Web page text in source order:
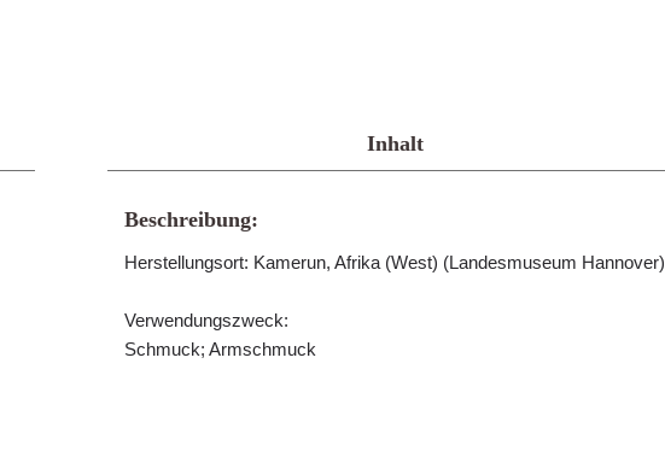
Inhalt
Beschreibung:
Herstellungsort: Kamerun, Afrika (West) (Landesmuseum Hannover)
Verwendungszweck:
Schmuck; Armschmuck